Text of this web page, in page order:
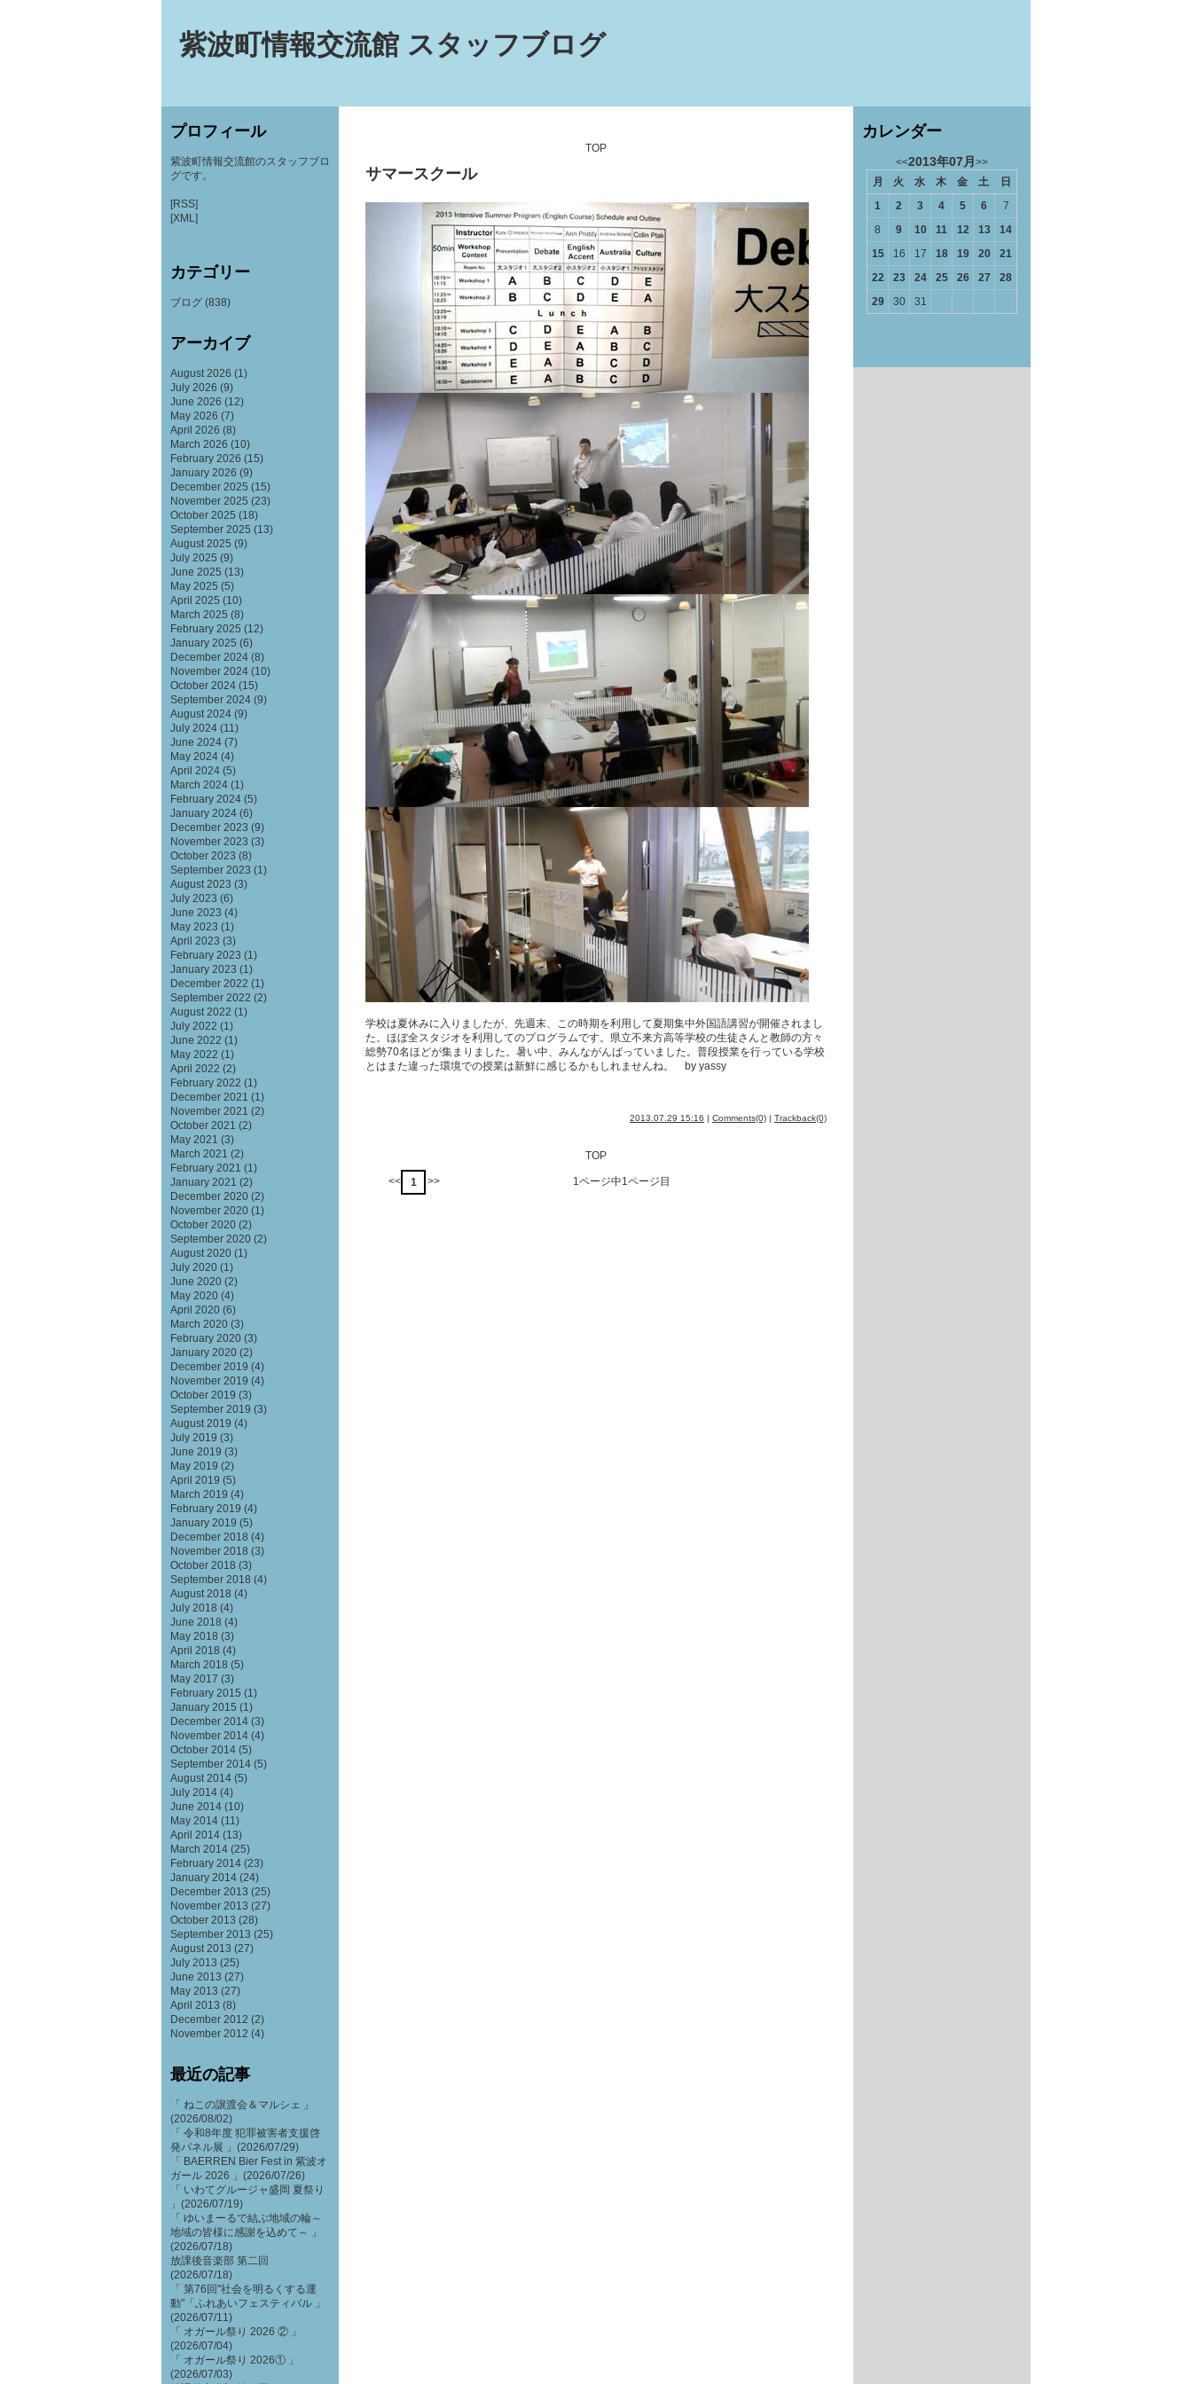
紫波町情報交流館 スタッフブログ
TOP
サマースクール
学校は夏休みに入りましたが、先週末、この時期を利用して夏期集中外国語講習が開催されまし
た。ほぼ全スタジオを利用してのプログラムです。県立不来方高等学校の生徒さんと教師の方々
総勢70名ほどが集まりました。暑い中、みんながんばっていました。普段授業を行っている学校
とはまた違った環境での授業は新鮮に感じるかもしれませんね。 by yassy
2013.07.29 15:16 | Comments(0) | Trackback(0)
TOP
<< 1 >> 1ページ中1ページ目
プロフィール
紫波町情報交流館のスタッフブロ
グです。
[RSS]
[XML]
カテゴリー
ブログ (838)
アーカイブ
August 2026 (1)
July 2026 (9)
June 2026 (12)
May 2026 (7)
April 2026 (8)
March 2026 (10)
February 2026 (15)
January 2026 (9)
December 2025 (15)
November 2025 (23)
October 2025 (18)
September 2025 (13)
August 2025 (9)
July 2025 (9)
June 2025 (13)
May 2025 (5)
April 2025 (10)
March 2025 (8)
February 2025 (12)
January 2025 (6)
December 2024 (8)
November 2024 (10)
October 2024 (15)
September 2024 (9)
August 2024 (9)
July 2024 (11)
June 2024 (7)
May 2024 (4)
April 2024 (5)
March 2024 (1)
February 2024 (5)
January 2024 (6)
December 2023 (9)
November 2023 (3)
October 2023 (8)
September 2023 (1)
August 2023 (3)
July 2023 (6)
June 2023 (4)
May 2023 (1)
April 2023 (3)
February 2023 (1)
January 2023 (1)
December 2022 (1)
September 2022 (2)
August 2022 (1)
July 2022 (1)
June 2022 (1)
May 2022 (1)
April 2022 (2)
February 2022 (1)
December 2021 (1)
November 2021 (2)
October 2021 (2)
May 2021 (3)
March 2021 (2)
February 2021 (1)
January 2021 (2)
December 2020 (2)
November 2020 (1)
October 2020 (2)
September 2020 (2)
August 2020 (1)
July 2020 (1)
June 2020 (2)
May 2020 (4)
April 2020 (6)
March 2020 (3)
February 2020 (3)
January 2020 (2)
December 2019 (4)
November 2019 (4)
October 2019 (3)
September 2019 (3)
August 2019 (4)
July 2019 (3)
June 2019 (3)
May 2019 (2)
April 2019 (5)
March 2019 (4)
February 2019 (4)
January 2019 (5)
December 2018 (4)
November 2018 (3)
October 2018 (3)
September 2018 (4)
August 2018 (4)
July 2018 (4)
June 2018 (4)
May 2018 (3)
April 2018 (4)
March 2018 (5)
May 2017 (3)
February 2015 (1)
January 2015 (1)
December 2014 (3)
November 2014 (4)
October 2014 (5)
September 2014 (5)
August 2014 (5)
July 2014 (4)
June 2014 (10)
May 2014 (11)
April 2014 (13)
March 2014 (25)
February 2014 (23)
January 2014 (24)
December 2013 (25)
November 2013 (27)
October 2013 (28)
September 2013 (25)
August 2013 (27)
July 2013 (25)
June 2013 (27)
May 2013 (27)
April 2013 (8)
December 2012 (2)
November 2012 (4)
最近の記事
「 ねこの譲渡会＆マルシェ 」
(2026/08/02)
「 令和8年度 犯罪被害者支援啓
発パネル展 」(2026/07/29)
「 BAERREN Bier Fest in 紫波オ
ガール 2026 」(2026/07/26)
「 いわてグルージャ盛岡 夏祭り
」(2026/07/19)
「 ゆいまーるで結ぶ地域の輪～
地域の皆様に感謝を込めて～ 」
(2026/07/18)
放課後音楽部 第二回
(2026/07/18)
「 第76回"社会を明るくする運
動"「ふれあいフェスティバル 」
(2026/07/11)
「 オガール祭り 2026 ② 」
(2026/07/04)
「 オガール祭り 2026① 」
(2026/07/03)
カレンダー
<<2013年07月 >>
月
火 水 木 金 土
日
1
2 3 4 5 6
7
8
9 10 11 12 13
14
15
16 17 18 19 20
21
22
23 24 25 26 27
28
29
30 31